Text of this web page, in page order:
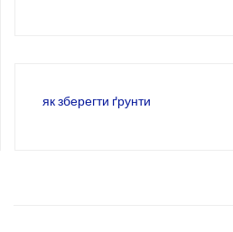
як зберегти ґрунти